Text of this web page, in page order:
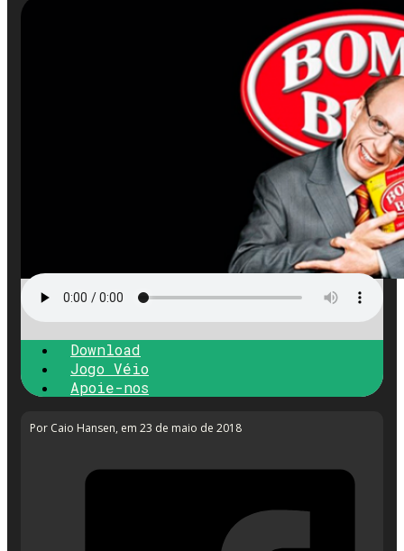
Download
Jogo Véio
Apoie-nos
Por Caio Hansen, em 23 de maio de 2018